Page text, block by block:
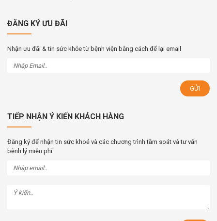
ĐĂNG KÝ ƯU ĐÃI
Nhận ưu đãi & tin sức khỏe từ bệnh viện bằng cách để lại email
TIẾP NHẬN Ý KIẾN KHÁCH HÀNG
Đăng ký để nhận tin sức khoẻ và các chương trình tầm soát và tư vấn
bệnh lý miễn phí